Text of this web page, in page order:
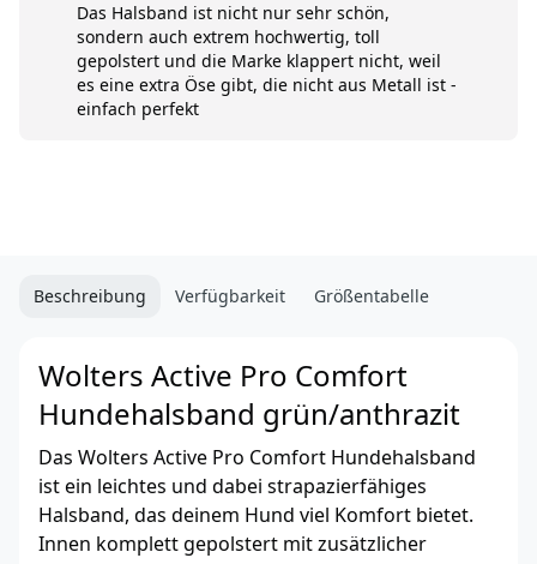
Das Halsband ist nicht nur sehr schön,
sondern auch extrem hochwertig, toll
gepolstert und die Marke klappert nicht, weil
es eine extra Öse gibt, die nicht aus Metall ist -
einfach perfekt
Beschreibung Verfügbarkeit Größentabelle
Wolters Active Pro Comfort
Hundehalsband grün/anthrazit
Das Wolters Active Pro Comfort Hundehalsband
ist ein leichtes und dabei strapazierfähiges
Halsband, das deinem Hund viel Komfort bietet.
Innen komplett gepolstert mit zusätzlicher